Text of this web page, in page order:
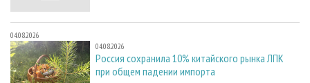
04.08.2026
04.08.2026
Россия сохранила 10% китайского рынка ЛПК
при общем падении импорта